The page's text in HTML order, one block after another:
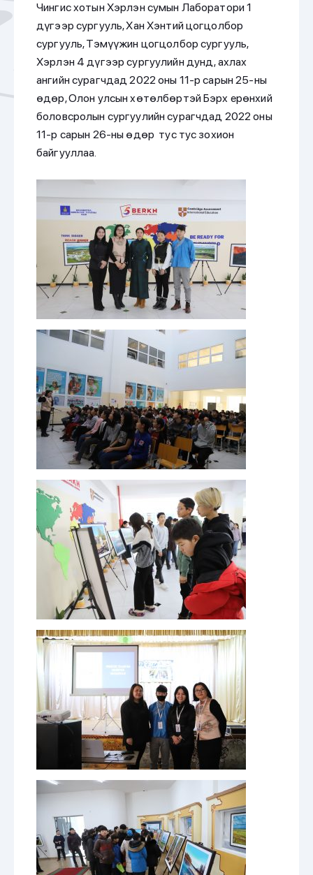
Чингис хотын Хэрлэн сумын Лаборатори 1
дүгээр сургууль, Хан Хэнтий цогцолбор
сургууль, Тэмүүжин цогцолбор сургууль,
Хэрлэн 4 дүгээр сургуулийн дунд, ахлах
ангийн сурагчдад 2022 оны 11-р сарын 25-ны
өдөр, Олон улсын хөтөлбөртэй Бэрх ерөнхий
боловсролын сургуулийн сурагчдад 2022 оны
11-р сарын 26-ны өдөр тус тус зохион
байгууллаа.